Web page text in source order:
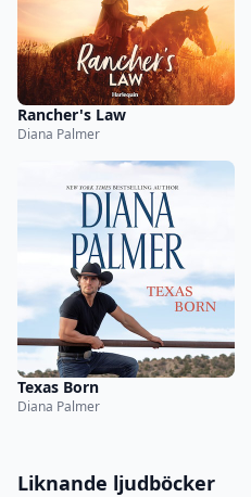
Rancher's Law
Diana Palmer
Texas Born
Diana Palmer
Liknande ljudböcker